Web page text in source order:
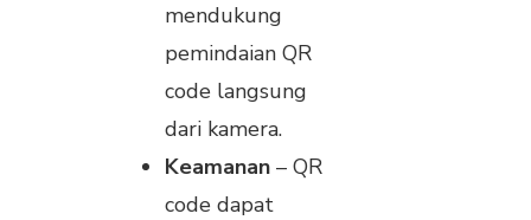
mendukung
pemindaian QR
code langsung
dari kamera.
Keamanan – QR
code dapat